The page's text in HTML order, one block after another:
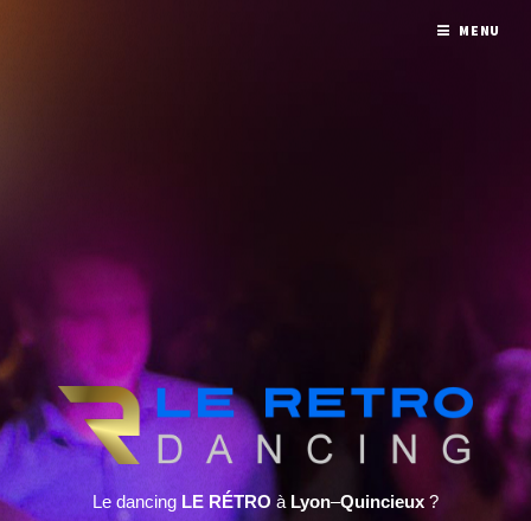
Le dancing LE RÉTRO à Lyon–Quincieux ?
MENU